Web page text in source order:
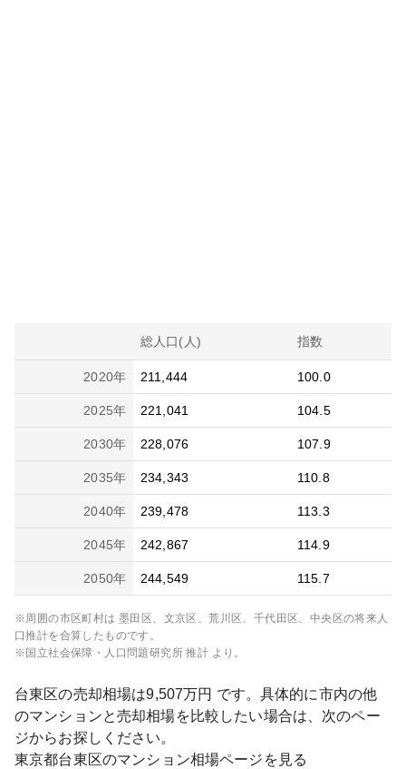
総人口(人) 指数
2020年 211,444 100.0
2025年 221,041 104.5
2030年 228,076 107.9
2035年 234,343 110.8
2040年 239,478 113.3
2045年 242,867 114.9
2050年 244,549 115.7
※周囲の市区町村は 墨田区、文京区、荒川区、千代田区、中央区の将来人
口推計を合算したものです。
※国立社会保障・人口問題研究所 推計 より。
台東区の売却相場は9,507万円 です。具体的に市内の他
のマンションと売却相場を比較したい場合は、次のペー
ジからお探しください。
東京都台東区のマンション相場ページを見る